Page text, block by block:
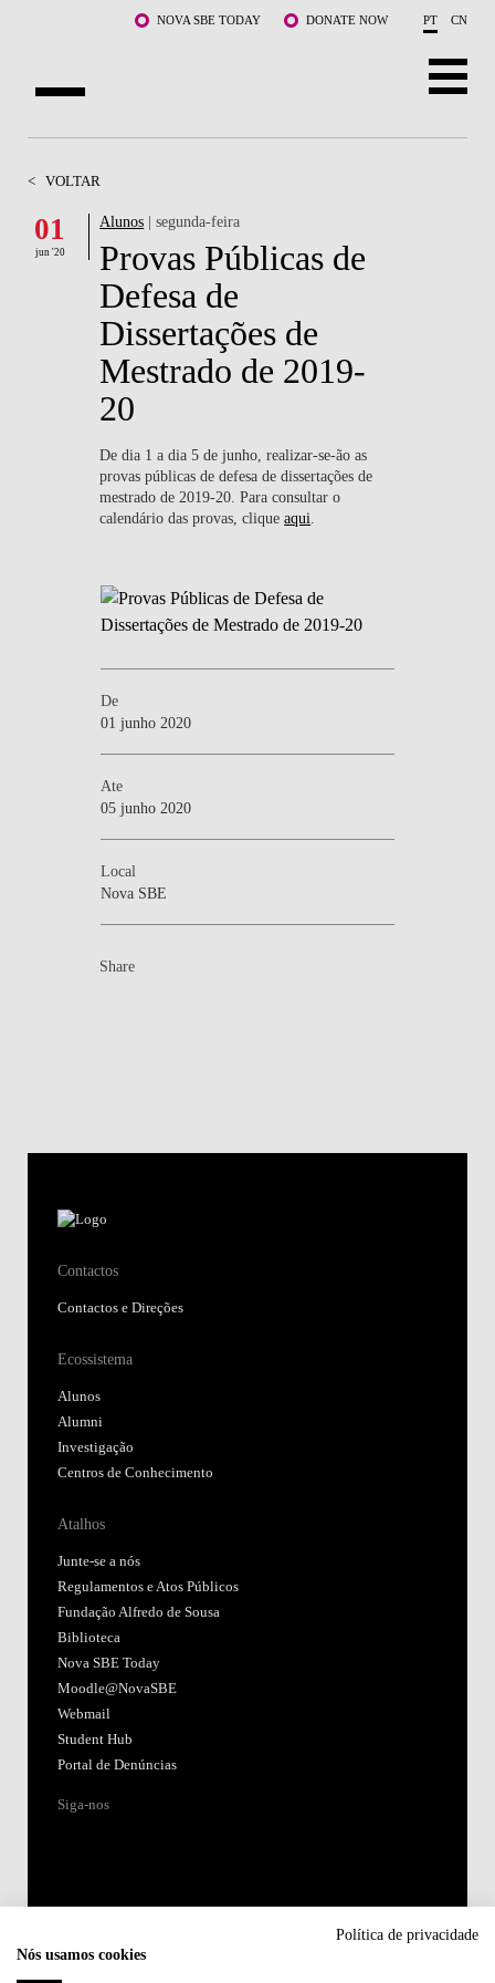
Saltar para o conteúdo principalNOVA SBE TODAY DONATE NOW PT CN
DOCENTES E INVESTIGAÇÃO
COMUNIDADE
WHAT'S HAPPENING
< VOLTAR
01
jun '20
Alunos | segunda-feira
Provas Públicas de
Defesa de
Dissertações de
Mestrado de 2019-
20
De dia 1 a dia 5 de junho, realizar-se-ão as
provas públicas de defesa de dissertações de
mestrado de 2019-20. Para consultar o
calendário das provas, cliqueaqui
De
01 junho 2020
Ate
05 junho 2020
Local
Nova SBE
Share
Contactos
Contactos e Direções
Ecossistema
Alunos
Alumni
Investigação
Centros de Conhecimento
Atalhos
Junte-se a nós
Regulamentos e Atos Públicos
Fundação Alfredo de Sousa
Biblioteca
Nova SBE Today
Moodle@NovaSBE
Webmail
Student Hub
Portal de Denúncias
Siga-nos
Política de privacidade
Nós usamos cookies